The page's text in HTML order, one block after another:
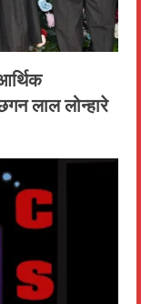
लाल लोन्हारे